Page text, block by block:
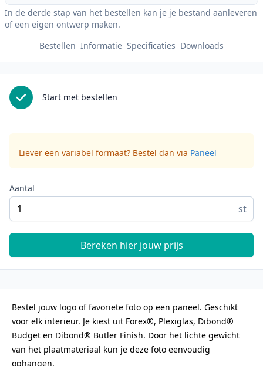
In de derde stap van het bestellen kan je je bestand aanleveren
of een eigen ontwerp maken.
Bestellen Informatie Specificaties Downloads
Start met bestellen
Liever een variabel formaat? Bestel dan via Paneel
Aantal
st
Bereken hier jouw prijs
Bestel jouw logo of favoriete foto op een paneel. Geschikt
voor elk interieur. Je kiest uit Forex®, Plexiglas, Dibond®
Budget en Dibond® Butler Finish. Door het lichte gewicht
van het plaatmateriaal kun je deze foto eenvoudig
ophangen.